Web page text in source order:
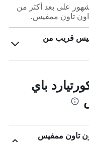
على بعد أكثر من
قريب من
باي
تاون ممفيس